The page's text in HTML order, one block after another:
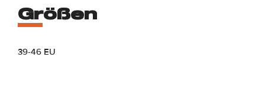
Größen
39-46 EU